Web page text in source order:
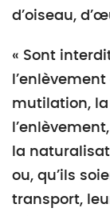
d’oiseau,
« Sont
mutilation,
la
ou, qu’ils
transport,